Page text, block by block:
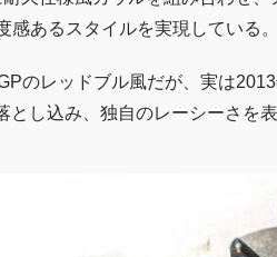
感あるスタイルを実現している。
のレッドブル風だが、実は
とし込み、独自のレーシーさを表